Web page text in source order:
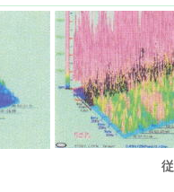
マ 従来の